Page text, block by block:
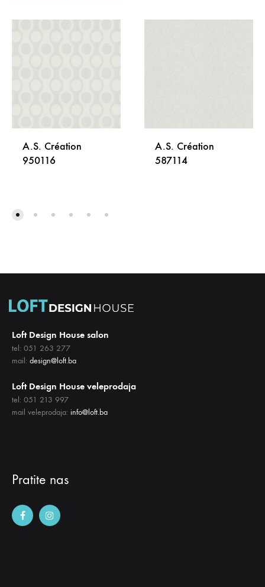
A.S. Création
950116
A.S. Création
587114
Loft Design House salon
tel: 051 263 277
mail: design@loft.ba
Loft Design House veleprodaja
tel: 051 213 997
mail veleprodaja: info@loft.ba
Pratite nas